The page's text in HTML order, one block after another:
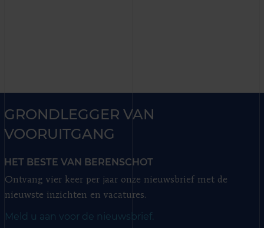
GRONDLEGGER VAN
VOORUITGANG
HET BESTE VAN BERENSCHOT
Ontvang vier keer per jaar onze nieuwsbrief met de
nieuwste inzichten en vacatures.
Meld u aan voor de nieuwsbrief.